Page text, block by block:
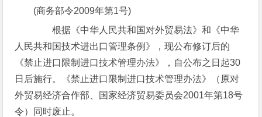
(商务部令2009年第1号)
根据《中华人民共和国对外贸易法》和《中华
人民共和国技术进出口管理条例》，现公布修订后的
《禁止进口限制进口技术管理办法》，自公布之日起30
日后施行。《禁止进口限制进口技术管理办法》（原对
外贸易经济合作部、国家经济贸易委员会2001年第18号
令）同时废止。